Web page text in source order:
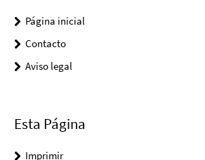
Página inicial
Contacto
Aviso legal
Esta Página
Imprimir